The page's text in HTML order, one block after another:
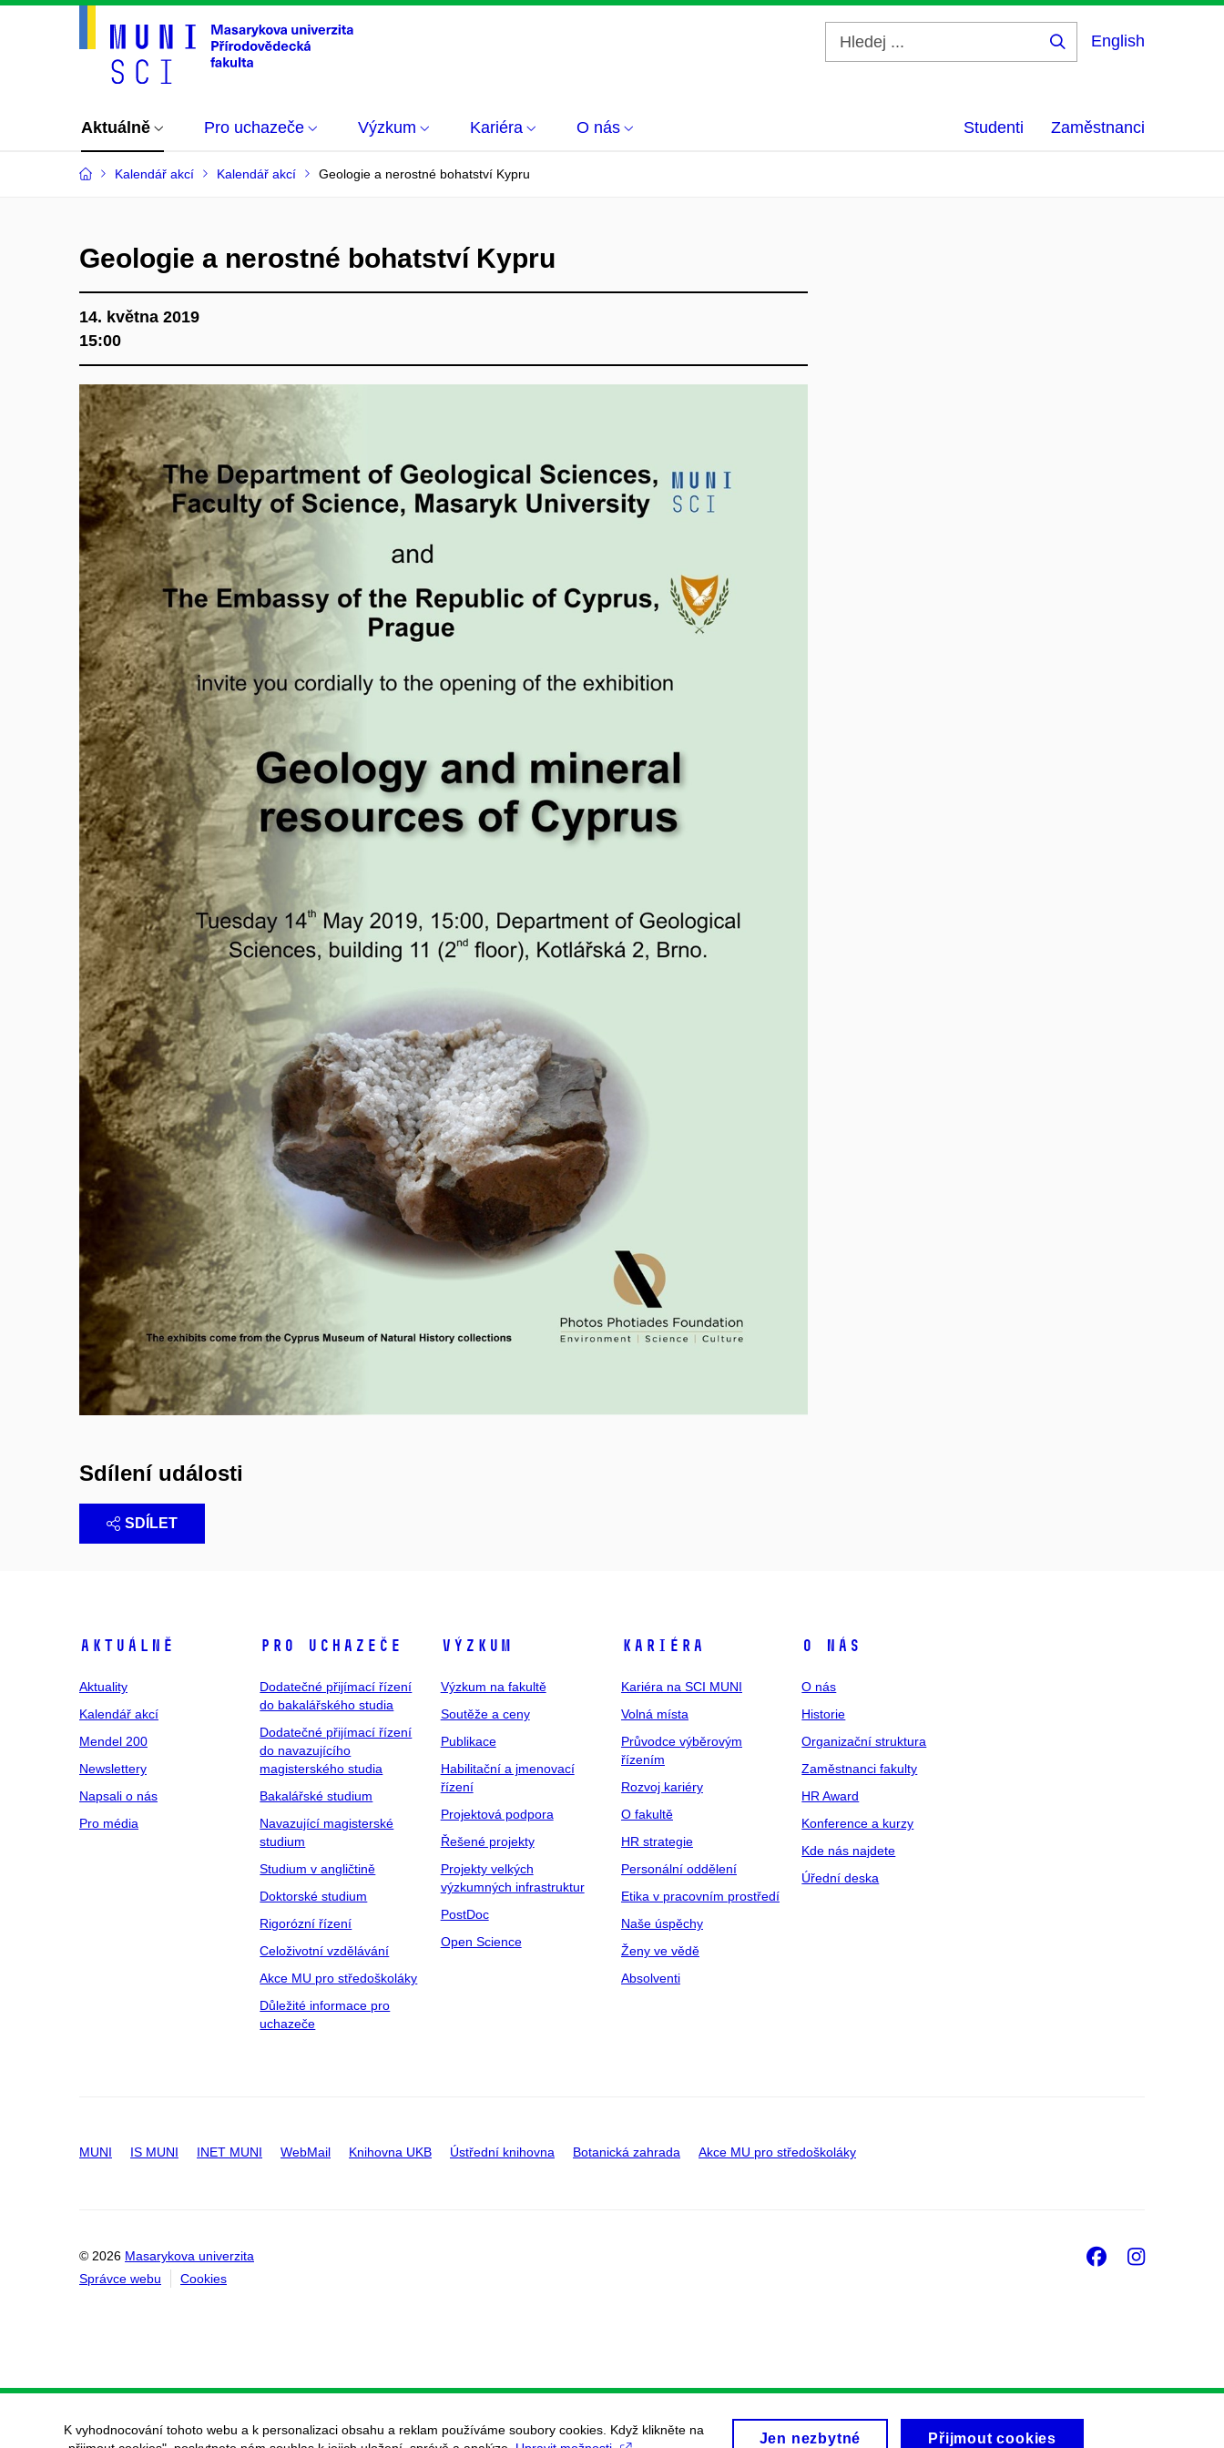
English
Aktuálně Pro uchazeče Výzkum Kariéra O nás Studenti Zaměstnanci
Kalendář akcí Kalendář akcí Geologie a nerostné bohatství Kypru
Geologie a nerostné bohatství Kypru
14. května 2019
15:00
Sdílení události
SDÍLET
Aktuálně
Aktuality
Kalendář akcí
Mendel 200
Newslettery
Napsali o nás
Pro média
Pro uchazeče
Dodatečné přijímací řízení
do bakalářského studia
Dodatečné přijímací řízení
do navazujícího
magisterského studia
Bakalářské studium
Navazující magisterské
studium
Studium v angličtině
Doktorské studium
Rigorózní řízení
Celoživotní vzdělávání
Akce MU pro středoškoláky
Důležité informace pro
uchazeče
Výzkum
Výzkum na fakultě
Soutěže a ceny
Publikace
Habilitační a jmenovací
řízení
Projektová podpora
Řešené projekty
Projekty velkých
výzkumných infrastruktur
PostDoc
Open Science
Kariéra
Kariéra na SCI MUNI
Volná místa
Průvodce výběrovým
řízením
Rozvoj kariéry
O fakultě
HR strategie
Personální oddělení
Etika v pracovním prostředí
Naše úspěchy
Ženy ve vědě
Absolventi
O nás
O nás
Historie
Organizační struktura
Zaměstnanci fakulty
HR Award
Konference a kurzy
Kde nás najdete
Úřední deska
MUNI IS MUNI INET MUNI WebMail Knihovna UKB Ústřední knihovna Botanická zahrada Akce MU pro středoškoláky
© 2026 Masarykova univerzita
Správce webu
Cookies
Facebook
K vyhodnocování tohoto webu a k personalizaci obsahu a reklam používáme soubory cookies. Když klikněte na
Jen nezbytné Přijmout cookies